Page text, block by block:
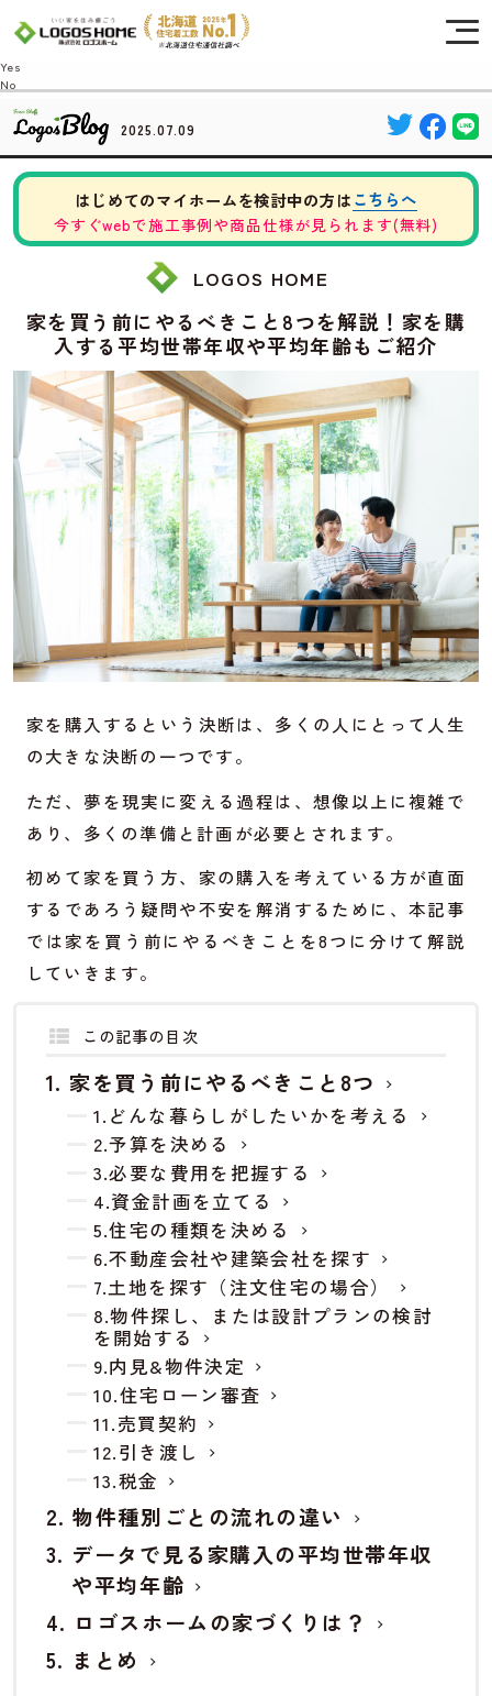
2025.07.09
はじめてのマイホームを検討中の方はこちらへ
今すぐwebで施工事例や商品仕様が見られます(無料)
LOGOS HOME
家を買う前にやるべきこと8つを解説！家を購
入する平均世帯年収や平均年齢もご紹介
家を購入するという決断は、多くの人にとって人生
の大きな決断の一つです。
ただ、夢を現実に変える過程は、想像以上に複雑で
あり、多くの準備と計画が必要とされます。
初めて家を買う方、家の購入を考えている方が直面
するであろう疑問や不安を解消するために、本記事
では家を買う前にやるべきことを8つに分けて解説
していきます。
この記事の目次
家を買う前にやるべきこと8つ
1.どんな暮らしがしたいかを考える
2.予算を決める
3.必要な費用を把握する
4.資金計画を立てる
5.住宅の種類を決める
6.不動産会社や建築会社を探す
7.土地を探す（注文住宅の場合）
8.物件探し、または設計プランの検討
を開始する
9.内見&物件決定
10.住宅ローン審査
11.売買契約
12.引き渡し
13.税金
物件種別ごとの流れの違い
データで見る家購入の平均世帯年収
や平均年齢
ロゴスホームの家づくりは？
まとめ
Cookie を使用して、お客様の活動を追跡してもよろしいですか? 当社ではお客様の
プライバシーを極めて重視しています。詳細について、およびご質問がある場合
は、当社のプライバシーポリシーをご覧ください。
Yes
No